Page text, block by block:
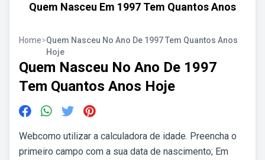
Quem Nasceu Em 1997 Tem Quantos Anos
Home>Quem Nasceu No Ano De 1997 Tem Quantos Anos
Hoje
Quem Nasceu No Ano De 1997
Tem Quantos Anos Hoje
Webcomo utilizar a calculadora de idade. Preencha o
primeiro campo com a sua data de nascimento; Em